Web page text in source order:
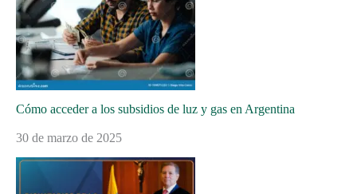
Cómo acceder a los subsidios de luz y gas en Argentina
30 de marzo de 2025